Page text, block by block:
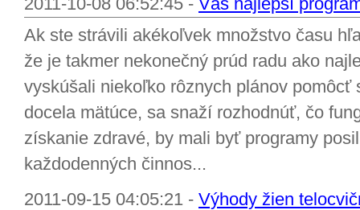
Ak ste strávili akékoľvek množstvo času
že je takmer nekonečný prúd radu ako
vyskúšali niekoľko rôznych plánov pomôcť
docela mätúce, sa snaží rozhodnúť, čo
získanie zdravé, by mali byť programy
každodenných činnos...
2011-09-15 04:05:21 - Výhody žien